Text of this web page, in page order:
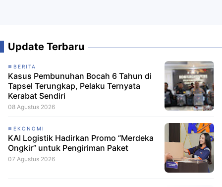
Update Terbaru
BERITA
Kasus Pembunuhan Bocah 6 Tahun di
Tapsel Terungkap, Pelaku Ternyata
Kerabat Sendiri
08 Agustus 2026
EKONOMI
KAI Logistik Hadirkan Promo “Merdeka
Ongkir” untuk Pengiriman Paket
07 Agustus 2026